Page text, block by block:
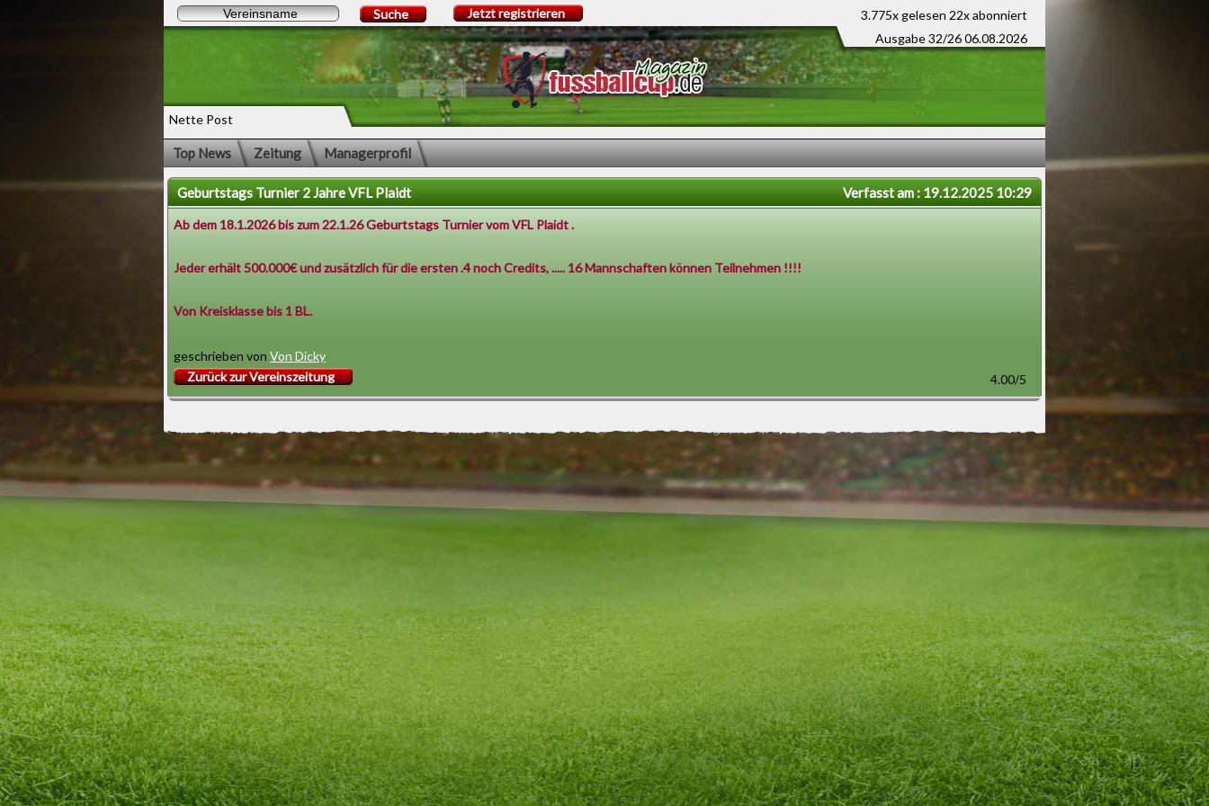
3.775x gelesen 22x abonniert
Ausgabe 32/26 06.08.2026
Nette Post
Suche Jetzt registrieren
Top News Zeitung Managerprofil
Geburtstags Turnier 2 Jahre VFL Plaidt Verfasst am : 19.12.2025 10:29
Ab dem 18.1.2026 bis zum 22.1.26 Geburtstags Turnier vom VFL Plaidt .
Jeder erhält 500.000€ und zusätzlich für die ersten .4 noch Credits, ..... 16 Mannschaften können Teilnehmen !!!!
Von Kreisklasse bis 1 BL.
geschrieben von Von Dicky
Zurück zur Vereinszeitung
4.00/5